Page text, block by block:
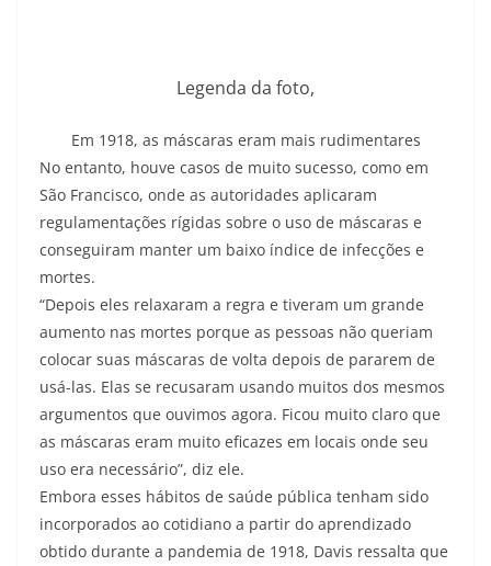
Legenda da foto,
Em 1918, as máscaras eram mais rudimentares
No entanto, houve casos de muito sucesso, como em
São Francisco, onde as autoridades aplicaram
regulamentações rígidas sobre o uso de máscaras e
conseguiram manter um baixo índice de infecções e
mortes.
“Depois eles relaxaram a regra e tiveram um grande
aumento nas mortes porque as pessoas não queriam
colocar suas máscaras de volta depois de pararem de
usá-las. Elas se recusaram usando muitos dos mesmos
argumentos que ouvimos agora. Ficou muito claro que
as máscaras eram muito eficazes em locais onde seu
uso era necessário”, diz ele.
Embora esses hábitos de saúde pública tenham sido
incorporados ao cotidiano a partir do aprendizado
obtido durante a pandemia de 1918, Davis ressalta que